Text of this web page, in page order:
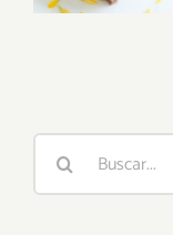
veganas?
Buscar: